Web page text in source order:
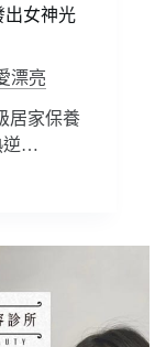
出女神光
漂亮
居家保養
逆…